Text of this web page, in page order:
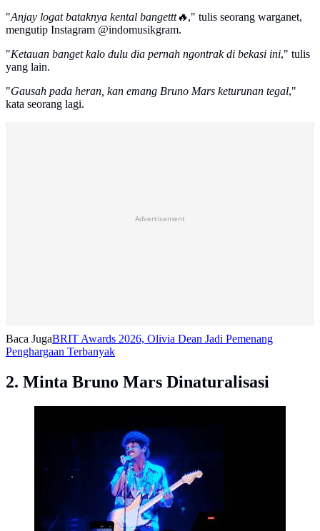
"Anjay logat bataknya kental bangettt🔥," tulis seorang warganet,
mengutip Instagram @indomusikgram.
"Ketauan banget kalo dulu dia pernah ngontrak di bekasi ini," tulis
yang lain.
"Gausah pada heran, kan emang Bruno Mars keturunan tegal,"
kata seorang lagi.
Advertisement
Baca JugaBRIT Awards 2026, Olivia Dean Jadi Pemenang
Penghargaan Terbanyak
2. Minta Bruno Mars Dinaturalisasi